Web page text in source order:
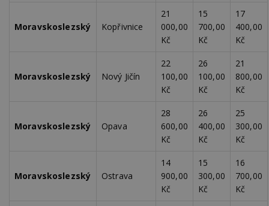
Moravskoslezský Kopřivnice
21
000,00
Kč
15
700,00
Kč
17
400,00
Kč
Moravskoslezský Nový Jičín
22
100,00
Kč
26
100,00
Kč
21
800,00
Kč
Moravskoslezský Opava
28
600,00
Kč
26
400,00
Kč
25
300,00
Kč
Moravskoslezský Ostrava
14
900,00
Kč
15
300,00
Kč
16
700,00
Kč
.bidswitch.net
více
aby se
CMST
Casale Media
.casalemedia.com
1 den